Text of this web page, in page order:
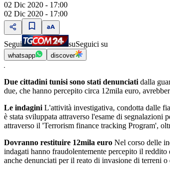
02 Dic 2020 - 17:00
02 Dic 2020 - 17:00
Segui suSeguici su
whatsapp discover
Due cittadini tunisi sono stati denunciati dalla
due, che hanno percepito circa 12mila euro,
Le indagini L'attività investigativa, condotta dalle
è stata sviluppata attraverso l'esame di segnalazioni
attraverso il 'Terrorism finance tracking Program',
Dovranno restituire 12mila euro Nel corso delle
indagati hanno fraudolentemente percepito il
anche denunciati per il reato di invasione di terreni